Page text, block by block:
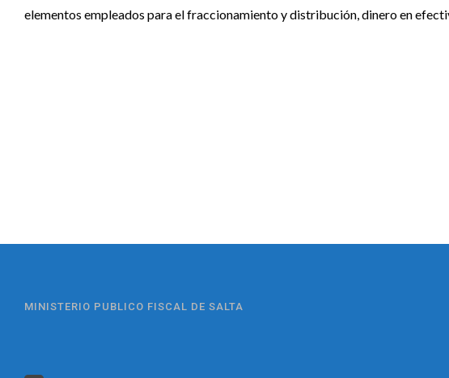
elementos empleados para el fraccionamiento y distribución, dinero en
MINISTERIO PUBLICO FISCAL DE SALTA